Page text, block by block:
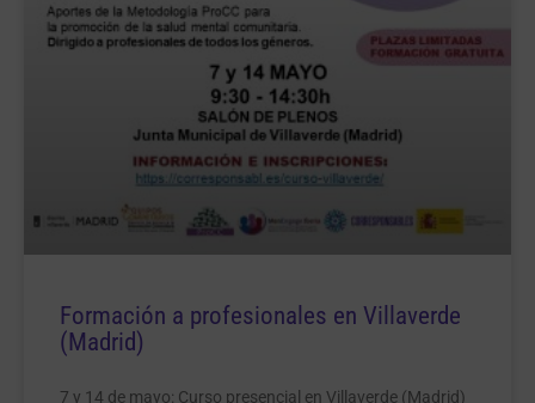
Formación a profesionales en Villaverde
(Madrid)
7 y 14 de mayo: Curso presencial en Villaverde (Madrid)